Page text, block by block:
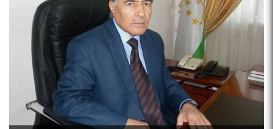
4-уми декабр- зодрӯзи
шоири абадзинда Абулқосим
Лоҳутӣ